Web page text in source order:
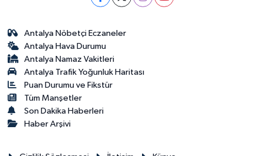
Antalya Nöbetçi Eczaneler
Antalya Hava Durumu
Antalya Namaz Vakitleri
Antalya Trafik Yoğunluk Haritası
Puan Durumu ve Fikstür
Tüm Manşetler
Son Dakika Haberleri
Haber Arşivi